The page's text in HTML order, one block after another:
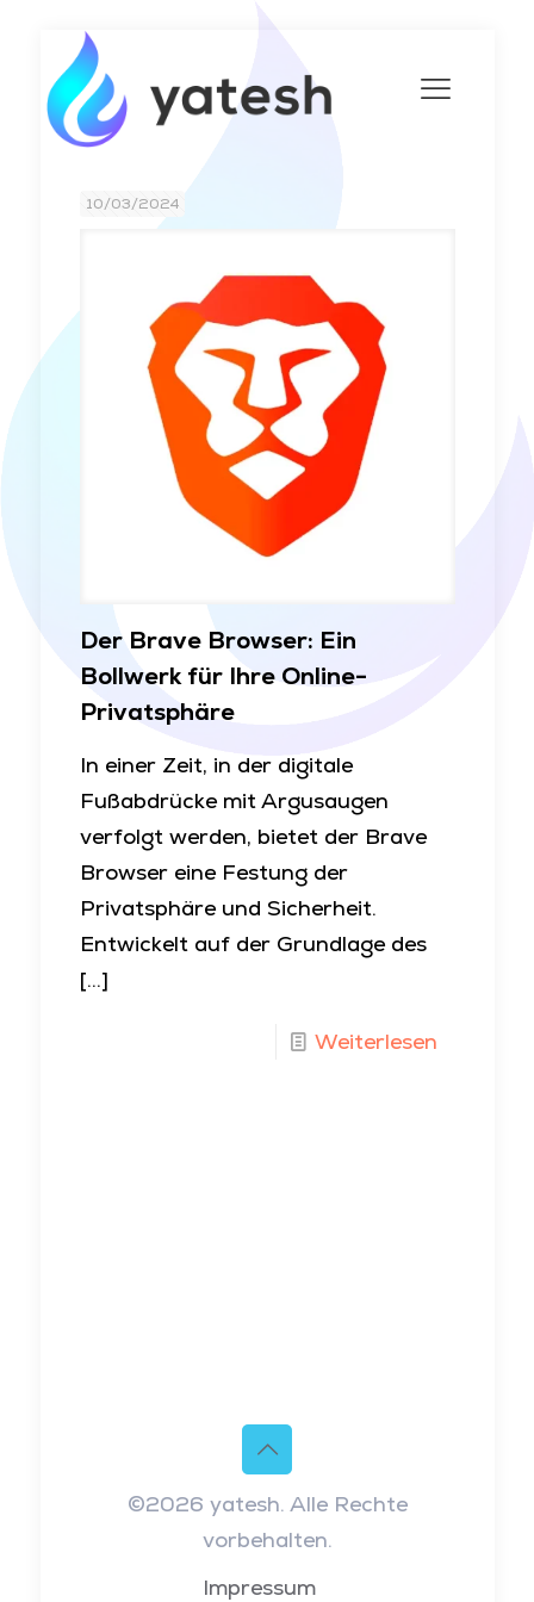
10/03/2024
Der Brave Browser: Ein
Bollwerk für Ihre Online-
Privatsphäre
In einer Zeit, in der digitale
Fußabdrücke mit Argusaugen
verfolgt werden, bietet der Brave
Browser eine Festung der
Privatsphäre und Sicherheit.
Entwickelt auf der Grundlage des
[…]
Weiterlesen
©2026 yatesh. Alle Rechte
vorbehalten.
Impressum